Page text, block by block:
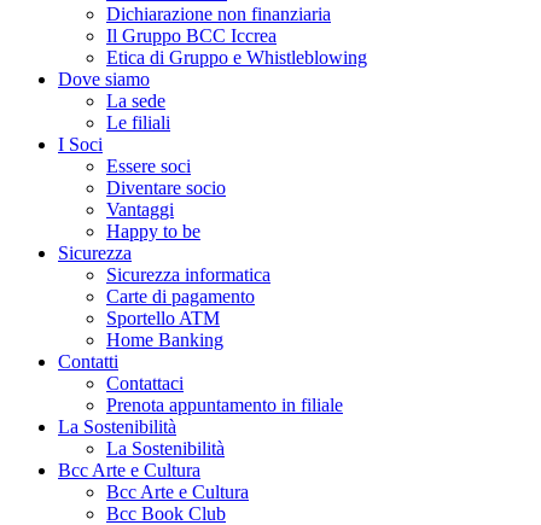
Dichiarazione non finanziaria
Il Gruppo BCC Iccrea
Etica di Gruppo e Whistleblowing
Dove siamo
La sede
Le filiali
I Soci
Essere soci
Diventare socio
Vantaggi
Happy to be
Sicurezza
Sicurezza informatica
Carte di pagamento
Sportello ATM
Home Banking
Contatti
Contattaci
Prenota appuntamento in filiale
La Sostenibilità
La Sostenibilità
Bcc Arte e Cultura
Bcc Arte e Cultura
Bcc Book Club